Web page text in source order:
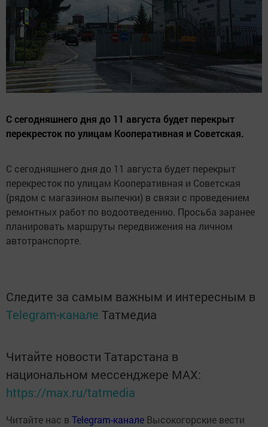
С сегодняшнего дня до 11 августа будет перекрыт
перекресток по улицам Кооперативная и Советская.
С сегодняшнего дня до 11 августа будет перекрыт
перекресток по улицам Кооперативная и Советская
(рядом с магазином выпечки) в связи с проведением
ремонтных работ по водоотведению. Просьба заранее
планировать маршруты передвижения на личном
автотранспорте.
Следите за самым важным и интересным в
Telegram-канале Татмедиа
Читайте новости Татарстана в
национальном мессенджере MАХ:
https://max.ru/tatmedia
Читайте нас в Telegram-канале Высокогорские вести